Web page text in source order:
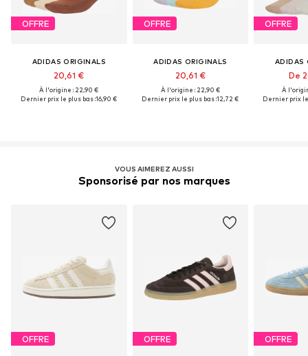
OFFRE
ADIDAS ORIGINALS
20,61 €
À l'origine : 22,90 €
Dernier prix le plus bas :16,90 €
OFFRE
ADIDAS ORIGINALS
20,61 €
À l'origine : 22,90 €
Dernier prix le plus bas :12,72 €
OFFRE
ADIDAS
De
À
Dernier prix le
VOUS AIMEREZ AUSSI
Sponsorisé par nos marques
OFFRE OFFRE OFFRE